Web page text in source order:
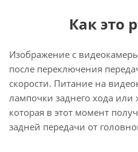
Как это
Изображение с
после переключения
скорости. Питание на
лампочки заднего хода
которая в этот момент
задней передачи от